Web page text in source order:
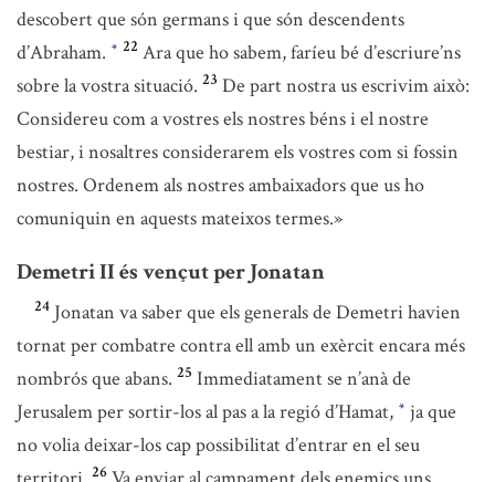
descobert que són germans i que són descendents
d’Abraham. * 22 Ara que ho sabem, faríeu bé d’escriure’ns
sobre la vostra situació. 23 De part nostra us escrivim això:
Considereu com a vostres els nostres béns i el nostre
bestiar, i nosaltres considerarem els vostres com si fossin
nostres. Ordenem als nostres ambaixadors que us ho
comuniquin en aquests mateixos termes.»
Demetri II és vençut per Jonatan
24 Jonatan va saber que els generals de Demetri havien
tornat per combatre contra ell amb un exèrcit encara més
nombrós que abans. 25 Immediatament se n’anà de
Jerusalem per sortir-los al pas a la regió d’Hamat, * ja que
no volia deixar-los cap possibilitat d’entrar en el seu
26